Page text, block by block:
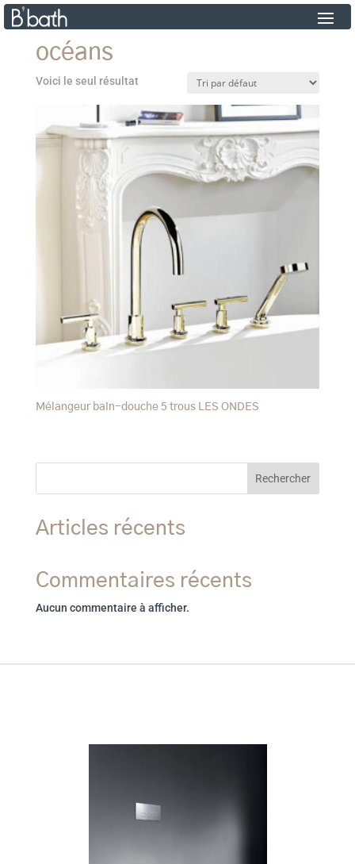
océans
Voici le seul résultat
Mélangeur bain-douche 5 trous LES ONDES
Rechercher
Articles récents
Commentaires récents
Aucun commentaire à afficher.